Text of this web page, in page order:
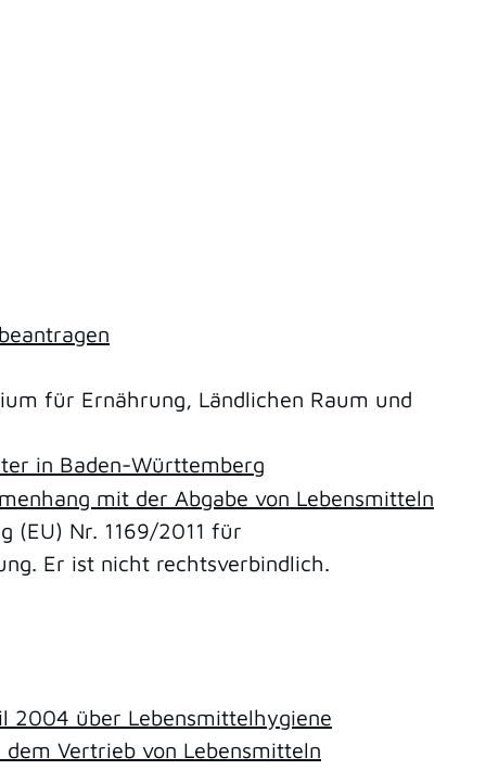
für Ernährung, Ländlichen Raum und
in Baden-Württemberg
mit der Abgabe von Lebensmitteln
(EU) Nr. 1169/2011 für
Er ist nicht rechtsverbindlich.
2004 über Lebensmittelhygiene
Vertrieb von Lebensmitteln